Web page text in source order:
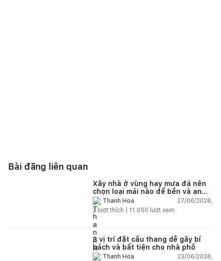
Bài đăng liên quan
Xây nhà ở vùng hay mưa đá nên
chọn loại mái nào để bền và an
toàn?Thanh Hoa
27/06/2026,
2 lượt thích | 11.050 lượt xem
3 vị trí đặt cầu thang dễ gây bí
bách và bất tiện cho nhà phố
Thanh Hoa
23/06/2026,